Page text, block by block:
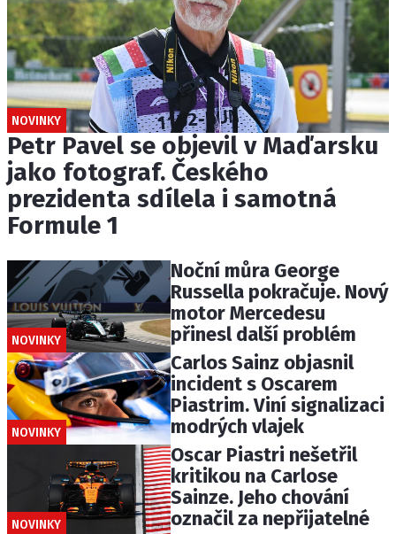
NOVINKY
Petr Pavel se objevil v Maďarsku
jako fotograf. Českého
prezidenta sdílela i samotná
Formule 1
NOVINKY
Noční můra George
Russella pokračuje. Nový
motor Mercedesu
přinesl další problém
NOVINKY
Carlos Sainz objasnil
incident s Oscarem
Piastrim. Viní signalizaci
modrých vlajek
NOVINKY
Oscar Piastri nešetřil
kritikou na Carlose
Sainze. Jeho chování
označil za nepřijatelné